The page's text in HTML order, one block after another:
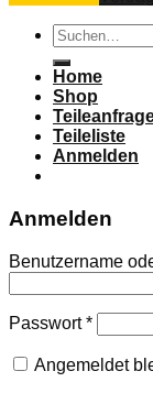
Suchen
nach:
Home
Shop
Teileliste
Anmelden
Anmelden
Benutzername
Passwort*
Angemeldet